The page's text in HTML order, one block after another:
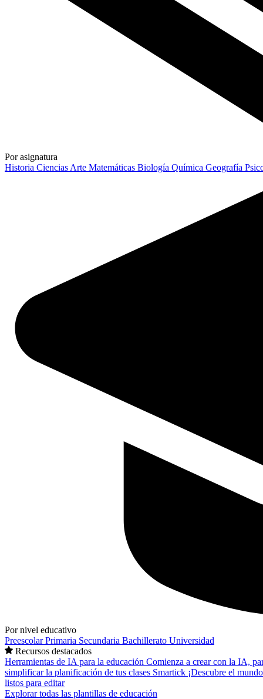
Por asignatura
Historia Ciencias Arte Matemáticas Biología Química Geografía
Por nivel educativo
PreescolarPrimaria Secundaria Bachillerato Universidad
Recursos destacados
Herramientas de IA para la educación Comienza a crear con la IA,
simplificar la planificación de tus clases Smartick ¡Descubre el
listos para editar
Explorar todas las plantillas de educación